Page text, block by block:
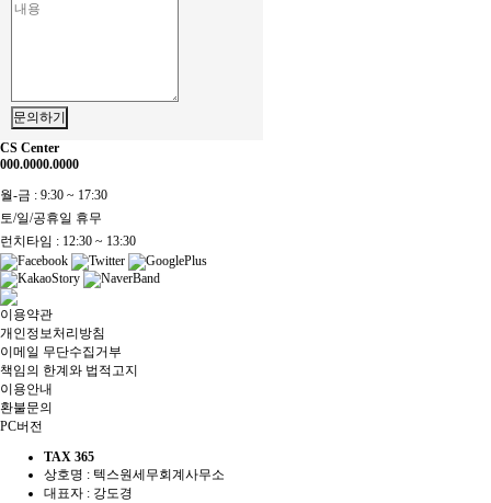
문의하기
CS Center
000.0000.0000
월-금 : 9:30 ~ 17:30
토/일/공휴일 휴무
런치타임 : 12:30 ~ 13:30
이용약관
개인정보처리방침
이메일 무단수집거부
책임의 한계와 법적고지
이용안내
환불문의
PC버전
TAX 365
상호명 : 텍스원세무회계사무소
대표자 : 강도경